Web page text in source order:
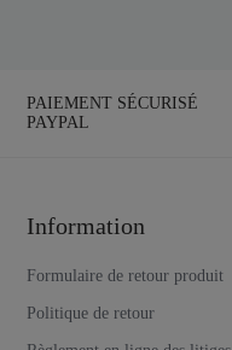
PAIEMENT SÉCURISÉ
PAYPAL
Information
Formulaire de retour produit
Politique de retour